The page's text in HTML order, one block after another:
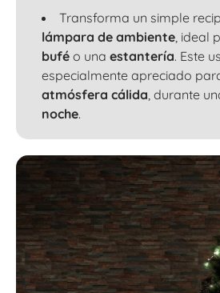
Transforma un simple
lámpara de ambiente, ideal
bufé o una estantería. Este
especialmente apreciado
atmósfera cálida, durante
noche.